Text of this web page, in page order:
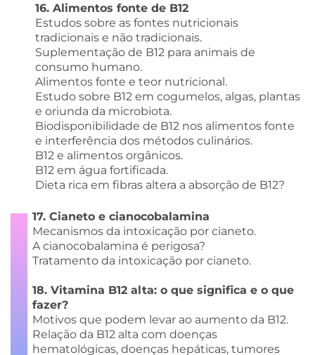
16. Alimentos fonte de B12
Estudos sobre as fontes nutricionais
tradicionais e não tradicionais.
Suplementação de B12 para animais de
consumo humano.
Alimentos fonte e teor nutricional.
Estudo sobre B12 em cogumelos, algas, plantas
e oriunda da microbiota.
Biodisponibilidade de B12 nos alimentos fonte
e interferência dos métodos culinários.
B12 e alimentos orgânicos.
B12 em água fortificada.
Dieta rica em fibras altera a absorção de B12?
17. Cianeto e cianocobalamina
Mecanismos da intoxicação por cianeto.
A cianocobalamina é perigosa?
Tratamento da intoxicação por cianeto.
18. Vitamina B12 alta: o que significa e o que
fazer?
Motivos que podem levar ao aumento da B12.
Relação da B12 alta com doenças
hematológicas, doenças hepáticas, tumores